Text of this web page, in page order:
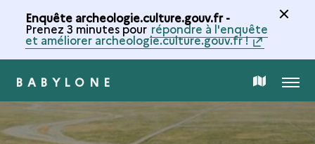
Enquête archeologie.culture.gouv.fr -
Prenez 3 minutes pour répondre à l'enquête
et améliorer archeologie.culture.gouv.fr !
BABYLONE CARTE
DE
MENU